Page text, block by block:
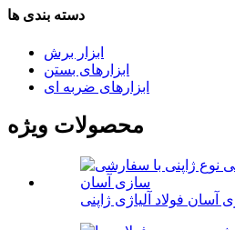
دسته بندی ها
ابزار برش
ابزارهای بستن
ابزارهای ضربه ای
محصولات ویژه